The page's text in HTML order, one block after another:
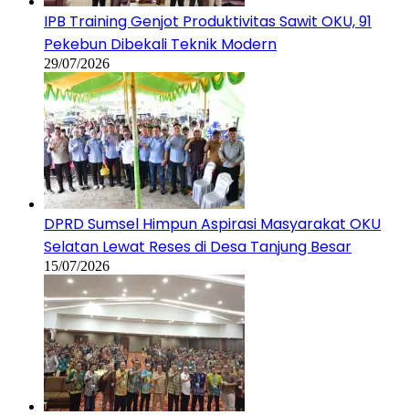
IPB Training Genjot Produktivitas Sawit OKU, 91
Pekebun Dibekali Teknik Modern
29/07/2026
DPRD Sumsel Himpun Aspirasi Masyarakat OKU
Selatan Lewat Reses di Desa Tanjung Besar
15/07/2026